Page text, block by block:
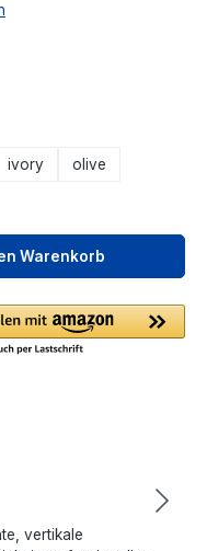
ivory
olive
Warenkorb
vertikale